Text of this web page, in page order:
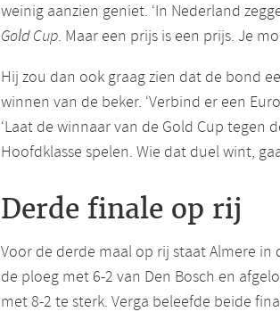
weinig aanzien geniet. ‘In Nederland
Gold Cup. Maar een prijs is een prijs. Je
Hij zou dan ook graag zien dat de bond
winnen van de beker. ‘Verbind er een
‘Laat de winnaar van de Gold Cup tegen
Hoofdklasse spelen. Wie dat duel wint,
Derde finale op rij
Voor de derde maal op rij staat Almere in
de ploeg met 6-2 van Den Bosch en
met 8-2 te sterk. Verga beleefde beide